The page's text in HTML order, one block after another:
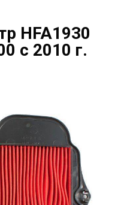
HFA1930
с 2010 г.